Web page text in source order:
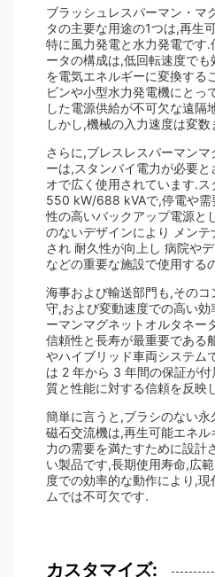
ブラッシュレスパーマン・マ
タの主要な用途の1つは,再生
特に風力発電と水力発電です
ータの構成は,低回転速度で
を電気エネルギーに変換する
ビンや小型水力発電機にとっ
した電源供給が不可欠な遠隔
しかし,機械の入力速度は変数
さらに,ブレスレスパーマン
ーは,スタンバイ電力が必要と
オで広く使用されています.
550 kW/688 kVAで,停電や需
性の高いバックアップ電源と
のないデザインにより メン
され 耐久性が向上し 病院や
などの重要な施設で使用する
海事および輸送部門も,その
守,および変動速度での高い
ーマンマグネットオルタネー
信頼性と長寿が最重要である
やハイブリッド車両システム
は 2 年から 3 年間の保証が
質と性能に対する信頼を反映
簡単に言うと,ブラシのない永
磁石交流機は,再生可能エネ
力の需要を満たすために設計
い製品です,長期使用寿命,広
度での効率的な動作により,
ムでは不可欠です.
カスタマイズ: